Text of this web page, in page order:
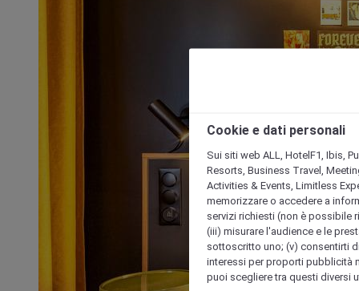
Cookie e dati personali
Sui siti web ALL, HotelF1, Ibis,
Resorts, Business Travel,
Activities & Events, Limitless
memorizzare o accedere a
servizi richiesti (non è possibile
(iii) misurare l'audience e le
sottoscritto uno; (v) consentirti
interessi per proporti pubblicità
puoi scegliere tra questi diversi